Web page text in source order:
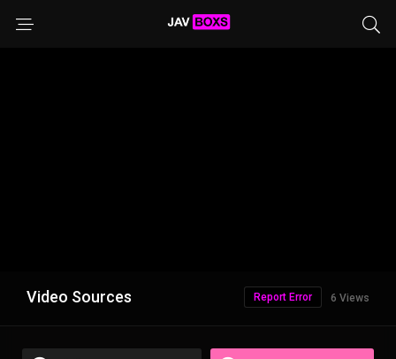
Video Sources 6 Views
Report Error